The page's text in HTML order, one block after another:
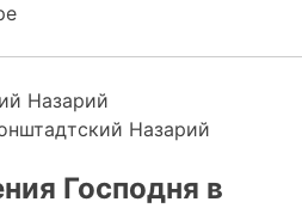
Назарий
Господня в